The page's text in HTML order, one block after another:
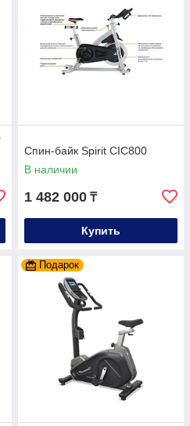
Спин-байк Spirit CIC800
В наличии
1 482 000 ₸
Купить
Подарок